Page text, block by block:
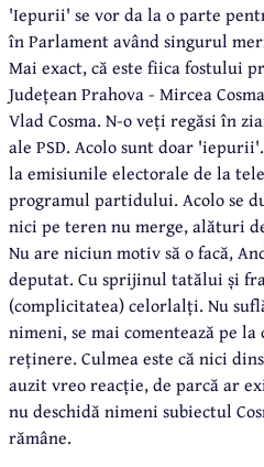
'Iepurii' se vor da la o parte
în Parlament având singurul
Mai exact, că este fiica fostului
Județean Prahova - Mircea
Vlad Cosma. N-o veți regăsi în
ale PSD. Acolo sunt doar
la emisiunile electorale de la
programul partidului. Acolo se
nici pe teren nu merge, alături
Nu are niciun motiv să o facă,
deputat. Cu sprijinul tatălui și
(complicitatea) celorlalți. Nu
nimeni, se mai comentează pe
reținere. Culmea este că nici
auzit vreo reacție, de parcă ar
nu deschidă nimeni subiectul
rămâne.